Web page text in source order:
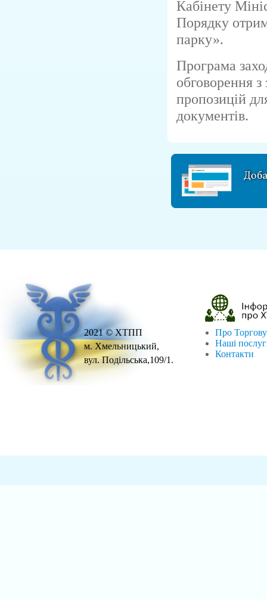
Кабінету
Порядку
парку».
Програма
обговорення
пропозицій
документів.
2021 © ХТПП
м. Хмельницький,
вул. Подільська,109/1.
Про
Наші
Контакти